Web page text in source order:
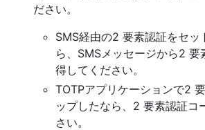
ださい。
SMS経由の2 要素認証をセッ
ら、SMSメッセージから2 要
得してください。
TOTPアプリケーションで2
ップしたなら、2 要素認証コ
さい。